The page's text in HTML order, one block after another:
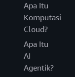
Apa Itu
Komputasi
Cloud?
Apa Itu
AI
Agentik?